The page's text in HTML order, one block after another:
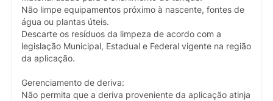
Não limpe equipamentos próximo à nascente, fontes de
água ou plantas úteis.
Descarte os resíduos da limpeza de acordo com a
legislação Municipal, Estadual e Federal vigente na região
da aplicação.
Gerenciamento de deriva:
Não permita que a deriva proveniente da aplicação atinja